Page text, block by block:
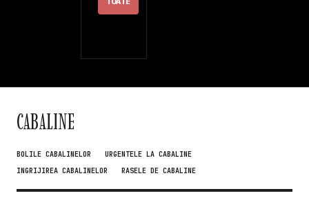
CABALINE
BOLILE CABALINELOR
URGENTELE LA CABALINE
INGRIJIREA CABALINELOR
RASELE DE CABALINE